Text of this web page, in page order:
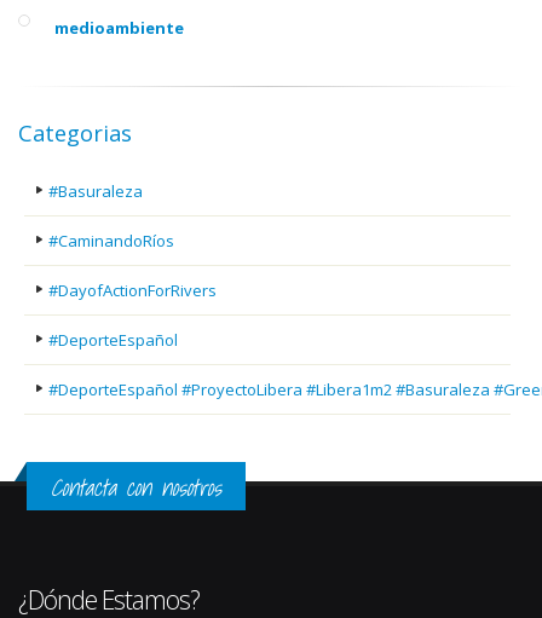
medioambiente
Categorias
#Basuraleza
#CaminandoRíos
#DayofActionForRivers
#DeporteEspañol
#DeporteEspañol #ProyectoLibera #Libera1m2 #Basuraleza
Contacta con nosotros
¿Dónde Estamos?